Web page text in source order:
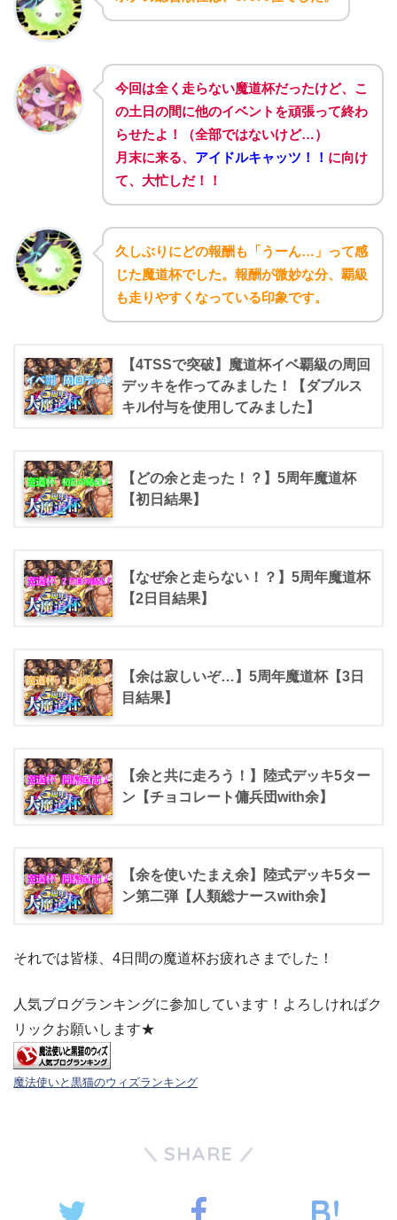
今回は全く走らない魔道杯だったけど、こ
の土日の間に他のイベントを頑張って終わ
らせたよ！（全部ではないけど…）
月末に来る、 アイドルキャッツ！！ に向け
て、大忙しだ！！
久しぶりにどの報酬も「うーん…」って感
じた魔道杯でした。報酬が微妙な分、覇級
も走りやすくなっている印象です。
【4TSSで突破】魔道杯イベ覇級の周回
デッキを作ってみました！【ダブルス
キル付与を使用してみました】
【どの余と走った！？】5周年魔道杯
【初日結果】
【なぜ余と走らない！？】5周年魔道杯
【2日目結果】
【余は寂しいぞ…】5周年魔道杯【3日
目結果】
【余と共に走ろう！】陸式デッキ5ター
ン【チョコレート傭兵団with余】
【余を使いたまえ余】陸式デッキ5ター
ン第二弾【人類総ナースwith余】
それでは皆様、4日間の魔道杯お疲れさまでした！
人気ブログランキングに参加しています！よろしければク
リックお願いします★
魔法使いと黒猫のウィズランキング
SHARE